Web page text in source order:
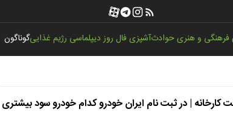
فرهنگی و هنریحوادثآشپزیفال روزدیپلماسی رژیم غذاییگوناگون
کارخانه | در ثبت نام ایران خودرو کدام خودرو سود بیشتری